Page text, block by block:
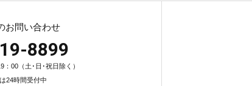
お問い合わせ
8899
：00（土･日･祝日除く）
24時間受付中